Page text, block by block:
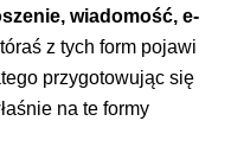
wiadomość, e-
z tych form pojawi
przygotowując się
na te formy